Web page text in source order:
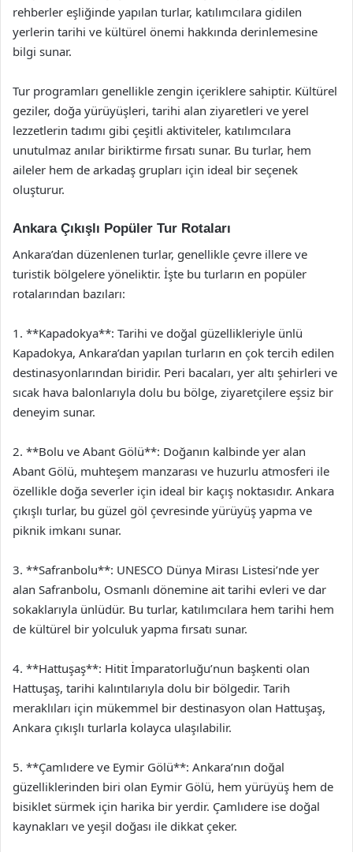
rehberler eşliğinde yapılan turlar, katılımcılara gidilen
yerlerin tarihi ve kültürel önemi hakkında derinlemesine
bilgi sunar.
Tur programları genellikle zengin içeriklere sahiptir. Kültürel
geziler, doğa yürüyüşleri, tarihi alan ziyaretleri ve yerel
lezzetlerin tadımı gibi çeşitli aktiviteler, katılımcılara
unutulmaz anılar biriktirme fırsatı sunar. Bu turlar, hem
aileler hem de arkadaş grupları için ideal bir seçenek
oluşturur.
Ankara Çıkışlı Popüler Tur Rotaları
Ankara’dan düzenlenen turlar, genellikle çevre illere ve
turistik bölgelere yöneliktir. İşte bu turların en popüler
rotalarından bazıları:
1. **Kapadokya**: Tarihi ve doğal güzellikleriyle ünlü
Kapadokya, Ankara’dan yapılan turların en çok tercih edilen
destinasyonlarından biridir. Peri bacaları, yer altı şehirleri ve
sıcak hava balonlarıyla dolu bu bölge, ziyaretçilere eşsiz bir
deneyim sunar.
2. **Bolu ve Abant Gölü**: Doğanın kalbinde yer alan
Abant Gölü, muhteşem manzarası ve huzurlu atmosferi ile
özellikle doğa severler için ideal bir kaçış noktasıdır. Ankara
çıkışlı turlar, bu güzel göl çevresinde yürüyüş yapma ve
piknik imkanı sunar.
3. **Safranbolu**: UNESCO Dünya Mirası Listesi’nde yer
alan Safranbolu, Osmanlı dönemine ait tarihi evleri ve dar
sokaklarıyla ünlüdür. Bu turlar, katılımcılara hem tarihi hem
de kültürel bir yolculuk yapma fırsatı sunar.
4. **Hattuşaş**: Hitit İmparatorluğu’nun başkenti olan
Hattuşaş, tarihi kalıntılarıyla dolu bir bölgedir. Tarih
meraklıları için mükemmel bir destinasyon olan Hattuşaş,
Ankara çıkışlı turlarla kolayca ulaşılabilir.
5. **Çamlıdere ve Eymir Gölü**: Ankara’nın doğal
güzelliklerinden biri olan Eymir Gölü, hem yürüyüş hem de
bisiklet sürmek için harika bir yerdir. Çamlıdere ise doğal
kaynakları ve yeşil doğası ile dikkat çeker.